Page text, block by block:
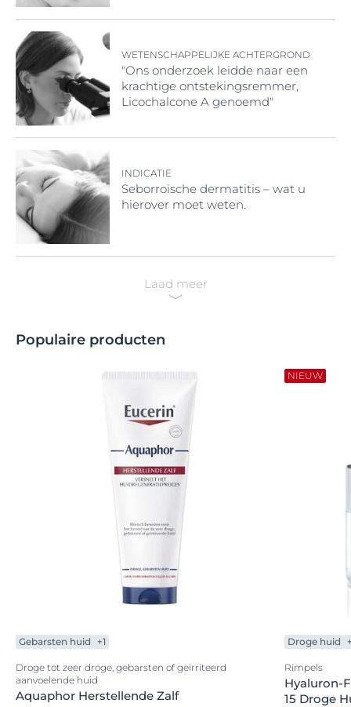
WETENSCHAPPELIJKE ACHTERGROND
"Ons onderzoek leidde naar een
krachtige ontstekingsremmer,
Licochalcone A genoemd"
INDICATIE
Seborroïsche dermatitis – wat u
hierover moet weten.
Laad meer
Populaire producten
Gebarsten huid +1
Droge tot zeer droge, gebarsten of geïrriteerd
aanvoelende huid
Aquaphor Herstellende Zalf
NIEUW
Droge huid
Rimpels
Hyaluron-
15 Droge